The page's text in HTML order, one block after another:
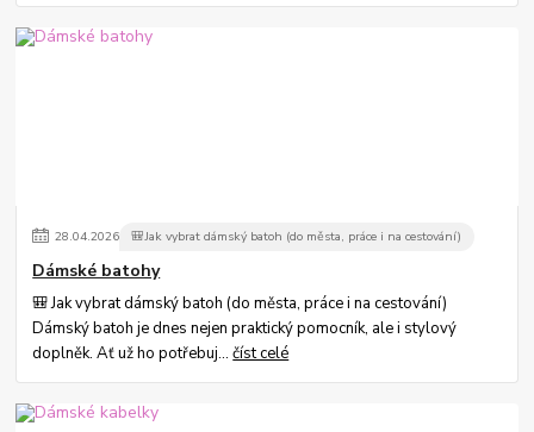
28.04.2026 🎒Jak vybrat dámský batoh (do města, práce i na cestování)
Dámské batohy
🎒 Jak vybrat dámský batoh (do města, práce i na cestování)
Dámský batoh je dnes nejen praktický pomocník, ale i stylový
doplněk. Ať už ho potřebuj...číst celé